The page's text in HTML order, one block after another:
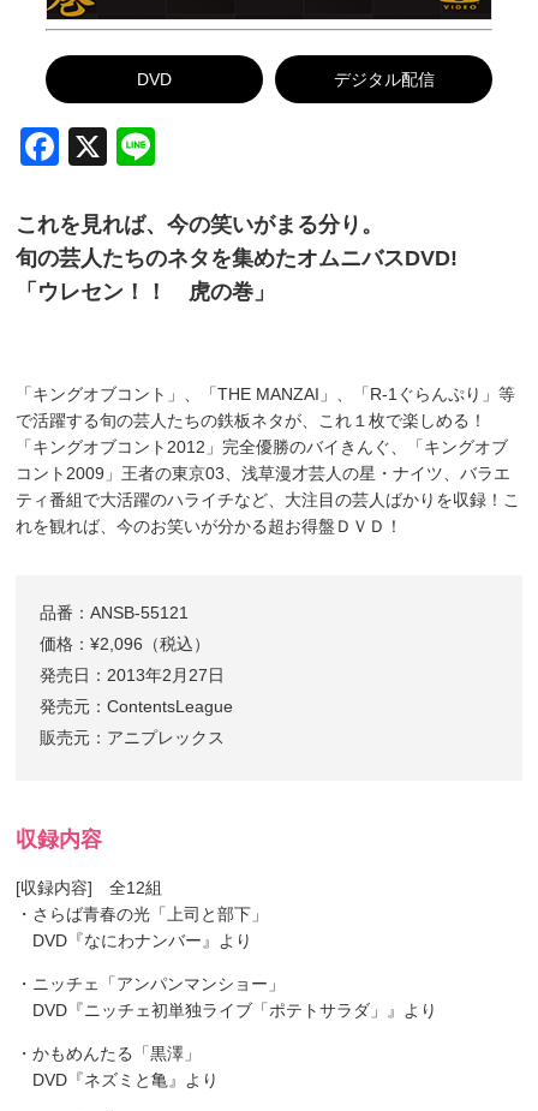
DVD デジタル配信
Facebook
X
これを見れば、今の笑いがまる分り。
旬の芸人たちのネタを集めたオムニバスDVD!
「ウレセン！！ 虎の巻」
「キングオブコント」、「THE MANZAI」、「R-1ぐらんぷり」等
で活躍する旬の芸人たちの鉄板ネタが、これ１枚で楽しめる！
「キングオブコント2012」完全優勝のバイきんぐ、「キングオブ
コント2009」王者の東京03、浅草漫才芸人の星・ナイツ、バラエ
ティ番組で大活躍のハライチなど、大注目の芸人ばかりを収録！こ
れを観れば、今のお笑いが分かる超お得盤ＤＶＤ！
品番：ANSB-55121
価格：¥2,096（税込）
発売日：2013年2月27日
発売元：ContentsLeague
販売元：アニプレックス
収録内容
[収録内容] 全12組
・さらば青春の光「上司と部下」
DVD『なにわナンバー』より
・ニッチェ「アンパンマンショー」
DVD『ニッチェ初単独ライブ「ポテトサラダ」』より
・かもめんたる「黒澤」
DVD『ネズミと亀』より